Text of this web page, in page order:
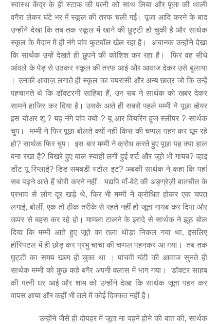
स्वास्थ केंद्र के ही स्टाफ की पत्नी को साथ लिया और पूजा की थाली
वगैरा लेकर घंटे भर में स्कूल की तरफ चली गई। पूजा आदि करने के बाद
उन्होंने देखा कि तब तक स्कूल में खाने की छुट्टी हो चुकी है और सार्थक
स्कूल के मैदान में ही नंगे पांव फुटबॉल खेल रहा है। अचानक उन्होंने देखा
कि सार्थक उन्हें देखते ही छुपने की कोशिश कर रहा है। फिर वह सीधे
आंवले के पेड़ से उठकर स्कूल की तरफ आई और आवाज देकर उसे बुलाया
। उनकी आवाज़ लगाते ही स्कूल का चपरासी और अन्य छात्र जो कि उन्हें
पहचानते थे कि डॉक्टरनी साहिबा हैं, उन सब ने सार्थक को खबर देकर
सामने हाजिर कर दिया है। उसके आते ही सबसे पहले मम्मी ने पूछा व्हेयर
इस योअर शू ? यह नंगे पांव क्यों ? यू आर वियरिंग हूज स्लीपर ? सार्थक
चुप। मम्मी ने फिर पूछा बोलते क्यों नहीं किस की चप्पल पहन कर घूम रहे
हो? सार्थक फिर चुप। इस बार मम्मी ने क्रोध करते हुए पूछा यह क्या हाल
बना रखा है? बिखरे हुए बाल स्याही लगी हुई शर्ट और जूते भी गायब? व्हाइ
डोंट यू रिप्लाई? डिड समबडी स्टोल इट? अबकी सार्थक ने कहा कि यहां
सब पढ़ने आते हैं चोरी करने नहीं। यद्यपि माँ-बेटे की अङ्ग्रेज़ी बातचीत के
प्रभाव से लोग दूर खड़े थे, फिर भी मम्मी ने क्रोधित होकर एक चपत
लगाई, बोलीं, एक तो ठीक तरीके से रहते नहीं हो जूता गायब कर दिया और
ऊपर से बहस कर रहे हो। मामला टालने के इरादे से सार्थक ने झूठ बोल
दिया कि मम्मी आते हुए जूते का तला थोड़ा निकल गया था, इसलिए
हॉस्पिटल में ही छोड़ कर प्रभु चाचा की चप्पल पहनकर आ गया। तब तक
छुट्टी का समय खत्म हो चुका था । पांचवी घंटी की आवाज सुनते ही
सार्थक मम्मी को कुछ कहे बगैर अपनी क्लास में भाग गया। डॉक्टर साहब
की पत्नी घर आई और शाम को उन्होंने देखा कि सार्थक जूता पहन कर
वापस आया और कहीं भी तले में कोई दिक्कत नहीं है।
उन्होंने जैसे ही दोपहर में जूता ना पहने होने की बात की, सार्थक